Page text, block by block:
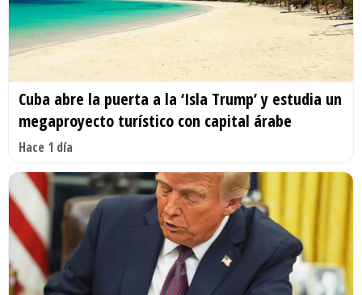
Cuba abre la puerta a la ‘Isla Trump’ y estudia un
megaproyecto turístico con capital árabe
Hace 1 día